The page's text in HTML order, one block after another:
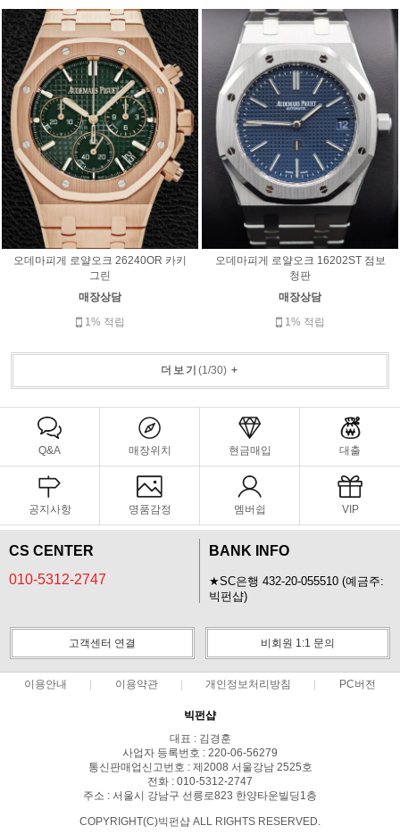
오데마피게 로얄오크 26240OR 카키
그린
매장상담
1% 적립
오데마피게 로얄오크 16202ST 점보
청판
매장상담
1% 적립
더보기 (1/30) +
Q&A 매장위치 현금매입 대출
공지사항 명품감정 멤버쉽 VIP
CS CENTER
010-5312-2747
BANK INFO
★SC은행 432-20-055510 (예금주:
빅펀샵)
고객센터 연결 비회원 1:1 문의
이용안내 이용약관 개인정보처리방침 PC버전
빅펀샵
대표 : 김경훈
사업자 등록번호 : 220-06-56279
통신판매업신고번호 : 제2008 서울강남 2525호
전화 : 010-5312-2747
주소 : 서울시 강남구 선릉로823 한양타운빌딩1층
COPYRIGHT(C)빅펀샵 ALL RIGHTS RESERVED.